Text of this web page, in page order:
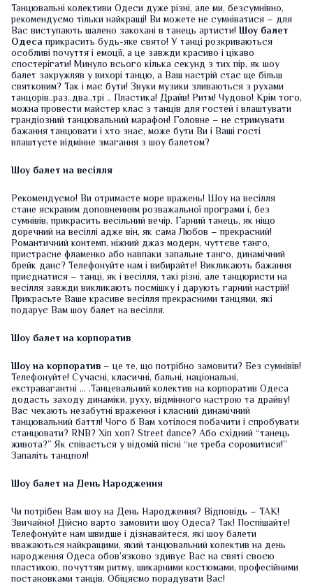
Танцювальні колективи Одеси дуже різні, але ми, безсумнівно,
рекомендуємо тільки найкращі! Ви можете не сумніватися – для
Вас виступають шалено закохані в танець артисти! Шоу балет
Одесаприкрасить будь-яке свято! У танці розкриваються
особливі почуття і емоції, а це завжди красиво і цікаво
спостерігати! Минуло всього кілька секунд з тих пір, як шоу
балет закружляв у вихорі танцю, а Ваш настрій стає ще більш
святковим? Так і має бути! Звуки музики зливаються з рухами
танцорів..раз..два..трі .. Пластика! Драйв! Ритм! Чудово! Крім того,
можна провести майстер клас з танців для гостей і влаштувати
грандіозний танцювальний марафон! Головне – не стримувати
бажання танцювати і хто знає, може бути Ви і Ваші гості
влаштуєте відмінне змагання з шоу балетом?
Шоу балет на весілля
Рекомендуємо! Ви отримаєте море вражень! Шоу на весілля
стане яскравим доповненням розважальної програми і, без
сумнівів, прикрасить весільний вечір. Гарний танець, як ніщо
доречний на весіллі адже він, як сама Любов – прекрасний!
Романтичний контемп, ніжний джаз модерн, чуттєве танго,
пристрасне фламенко або навпаки запальне танго, динамічний
брейк данс? Телефонуйте нам і вибирайте! Викликають бажання
приєднатися – танці, як і весілля, такі різні, але танцюристи на
весілля завжди викликають посмішку і дарують гарний настрій!
Прикрасьте Ваше красиве весілля прекрасними танцями, які
подарує Вам шоу балет на весілля.
Шоу балет на корпоратив
Шоу на корпоратив – це те, що потрібно замовити? Без сумнівів!
Телефонуйте! Сучасні, класичні, бальні, національні,
екстравагантні … .Танцевальний колектив на корпоратив Одеса
додасть заходу динаміки, руху, відмінного настрою та драйву!
Вас чекають незабутні враження і класний динамічний
танцювальний баттл! Чого б Вам хотілося побачити і спробувати
станцювати? RNB? Хіп хоп? Street dance? Або східний “танець
живота?” Як співається у відомій пісні “не треба соромитися!”
Запаліть танцпол!
Шоу балет на День Народження
Чи потрібен Вам шоу на День Народження? Відповідь – ТАК!
Звичайно! Дійсно варто замовити шоу Одеса? Так! Поспішайте!
Телефонуйте нам швидше і дізнавайтеся, які шоу балети
вважаються найкращими, який танцювальний колектив на день
народження Одеса обов’язково здивує Вас на святі своєю
пластикою, почуттям ритму, шикарними костюмами, професійними
постановками танців. Обіцяємо порадувати Вас!